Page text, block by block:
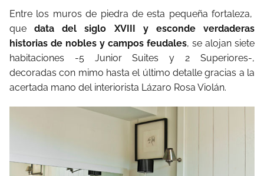
Entre los muros de piedra de esta pequeña fortaleza,
quedata del siglo XVIII y esconde verdaderas
historias de nobles y campos feudales, se alojan siete
habitaciones -5 Junior Suites y 2 Superiores-,
decoradas con mimo hasta el último detalle gracias a la
acertada mano del interiorista Lázaro Rosa Violán.